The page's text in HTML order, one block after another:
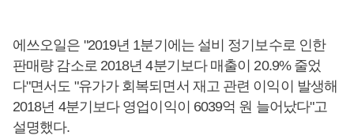
에쓰오일은 "2019년 1분기에는 설비 정기보수로 인한
판매량 감소로 2018년 4분기보다 매출이 20.9% 줄었
다"면서도 "유가가 회복되면서 재고 관련 이익이 발생해
2018년 4분기보다 영업이익이 6039억 원 늘어났다"고
설명했다.